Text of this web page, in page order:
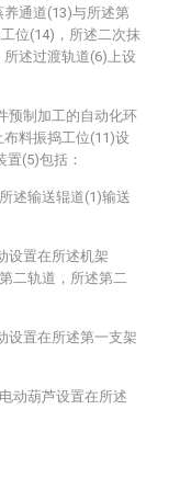
通道(13)与所述第
位(14)，所述二次抹
述过渡轨道(6)上设
预制加工的自动化环
料振捣工位(11)设
(5)包括：
述输送辊道(1)输送
设置在所述机架
二轨道，所述第二
设置在所述第一支架
动葫芦设置在所述